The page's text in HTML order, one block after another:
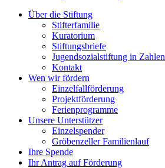
Über die Stiftung
Stifterfamilie
Kuratorium
Stiftungsbriefe
Jugendsozialstiftung in Zahlen
Kontakt
Wen wir fördern
Einzelfallförderung
Projektförderung
Ferienprogramme
Unsere Unterstützer
Einzelspender
Gröbenzeller Familienlauf
Ihre Spende
Ihr Antrag auf Förderung